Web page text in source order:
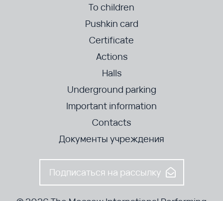
To children
Pushkin card
Certificate
Actions
Halls
Underground parking
Important information
Contacts
Документы учреждения
Подписаться на рассылку